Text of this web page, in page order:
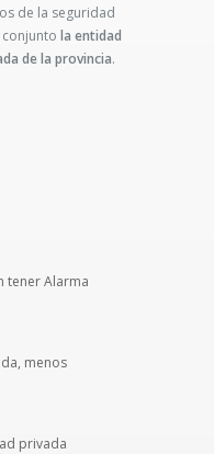
de la seguridad
la entidad
de la provincia.
tener Alarma
menos
privada